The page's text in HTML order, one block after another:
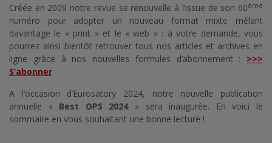
Créée en 2009 notre revue se renouvelle à l’issue de son 60ème
numéro pour adopter un nouveau format mixte mêlant
davantage le « print » et le « web » : à votre demande, vous
pourrez ainsi bientôt retrouver tous nos articles et archives en
ligne grâce à nos nouvelles formules d’abonnement : >>>
S’abonner
A l’occasion d’Eurosatory 2024, notre nouvelle publication
annuelle « Best OPS 2024» sera inaugurée. En voici le
sommaire en vous souhaitant une bonne lecture !